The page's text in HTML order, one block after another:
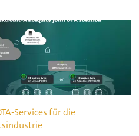
Services für die